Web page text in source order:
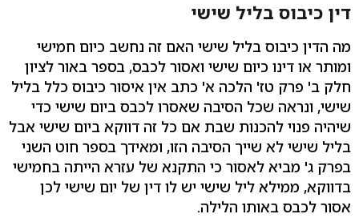
דין כיבוס בליל שישי
מה הדין כיבוס בליל שישי האם זה נחשב כיום חמישי
ומותר או דינו כיום שישי ואסור לכבס, בספר באור לציון
חלק ב' פרק טז' הלכה א' כתב אין איסור כיבוס כלל בליל
שישי, ונראה שכל הסיבה שאסרו לכבס ביום שישי כדי
שיהיה פנוי להכנות שבת אם כל זה דווקא ביום שישי אבל
בליל שישי לא שייך הסיבה הזו, ומאידך בספר חוט השני
בפרק ג' מביא לאסור כי התקנא של עזרא הייתה בחמישי
בדווקא, ממילא ליל שישי יש לו דין של יום שישי לכן
אסור לכבס באותו הלילה.